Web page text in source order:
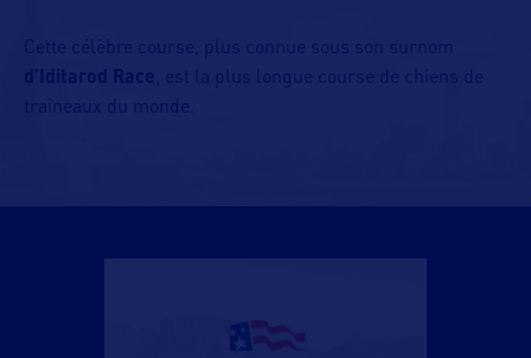
Cette célèbre course, plus connue sous son surnom
d’Iditarod Race , est la plus longue course de chiens de
traîneaux du monde.